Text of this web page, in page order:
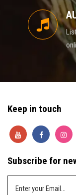
Keep in touch
Subscribe for